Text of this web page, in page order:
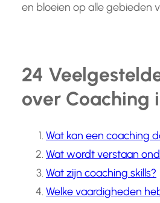
en bloeien op alle gebieden
24
over Coaching
Wat kan een coaching
Wat wordt verstaan
Wat zijn coaching skills?
Welke vaardigheden